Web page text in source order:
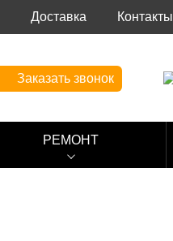
Доставка Контакты
Заказать звонок
РЕМОНТ